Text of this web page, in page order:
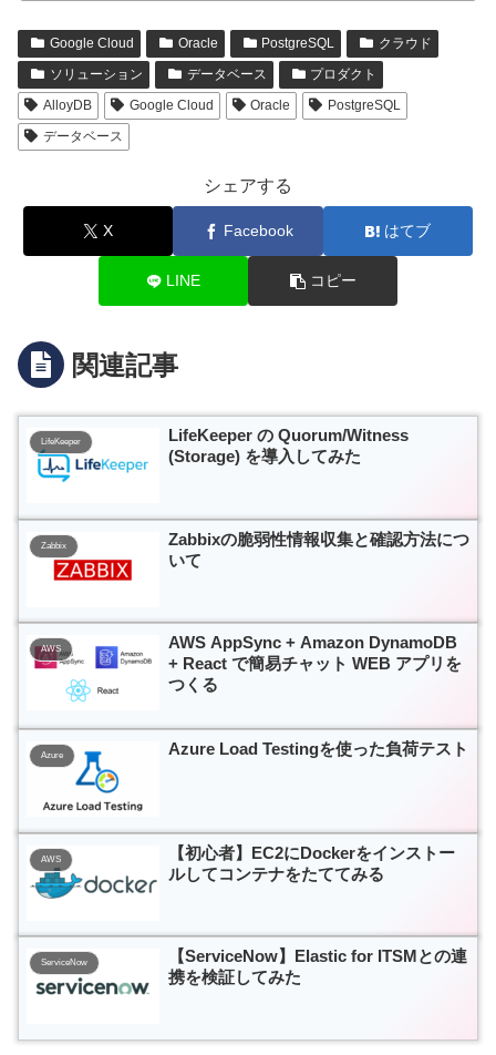
Google Cloud Oracle PostgreSQL
クラウド
ソリューション
データベース
プロダクト
AlloyDB
Google Cloud Oracle
PostgreSQL
データベース
シェアする
X Facebook はてブ
LINE コピー
関連記事
LifeKeeper
LifeKeeper の Quorum/Witness
(Storage) を導入してみた
Zabbix
Zabbixの脆弱性情報収集と確認方法につ
いて
AWS
AWS AppSync + Amazon DynamoDB
+ React で簡易チャット WEB アプリを
つくる
Azure Azure Load Testingを使った負荷テスト
AWS
【初心者】EC2にDockerをインストー
ルしてコンテナをたててみる
ServiceNow
【ServiceNow】Elastic for ITSMとの連
携を検証してみた